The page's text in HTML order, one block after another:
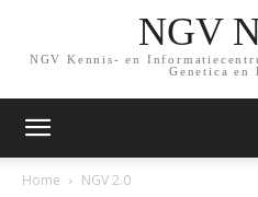
NGV
NGV Kennis- en
Genetica en
Home NGV 2.0